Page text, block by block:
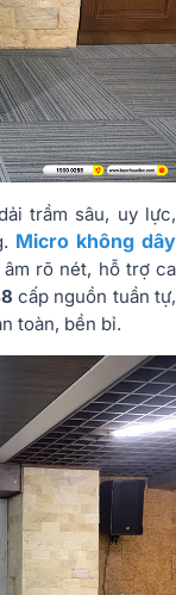
trầm sâu, uy lực,
Micro không dây
rõ nét, hỗ trợ ca
cấp nguồn tuần tự,
toàn, bền bỉ.